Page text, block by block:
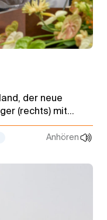
der neue
(rechts) mit
(mitte) und
– unser Bild
Anhören